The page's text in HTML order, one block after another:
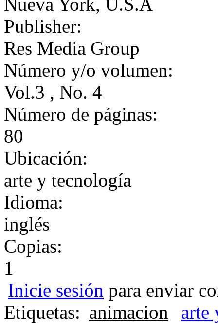
Publisher:
Res Media Group
Número y/o volumen:
Vol.3 , No. 4
Número de páginas:
80
Ubicación:
arte y tecnología
Idioma:
inglés
Copias:
1
Inicie sesión para enviar
Etiquetas: animacion arte